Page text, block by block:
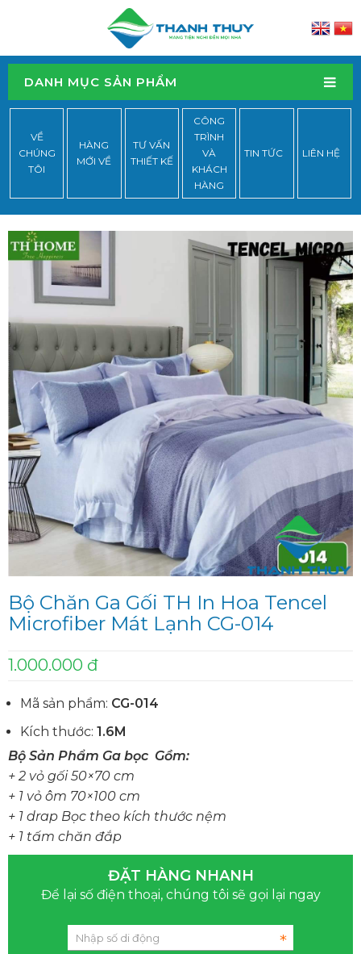
DANH MỤC SẢN PHẨM
VỀ
CHÚNG
TÔI
HÀNG
MỚI VỀ
TƯ VẤN
THIẾT KẾ
CÔNG
TRÌNH
VÀ
KHÁCH
HÀNG
TIN TỨC LIÊN HỆ
Bộ Chăn Ga Gối TH In Hoa Tencel
Microfiber Mát Lạnh CG-014
1.000.000 đ
Mã sản phẩm: CG-014
Kích thước: 1.6M
Bộ Sản Phẩm Ga bọc Gồm:
+ 2 vỏ gối 50×70 cm
+ 1 vỏ ôm 70×100 cm
+ 1 drap Bọc theo kích thước nệm
+ 1 tấm chăn đắp
ĐẶT HÀNG NHANH
Để lại số điện thoại, chúng tôi sẽ gọi lại ngay